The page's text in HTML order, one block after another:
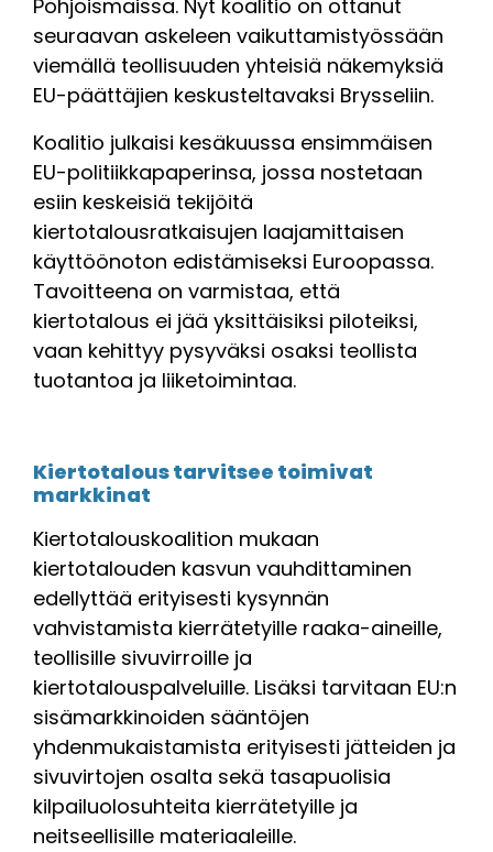
Pohjoismaissa. Nyt koalitio on ottanut
seuraavan askeleen vaikuttamistyössään
viemällä teollisuuden yhteisiä näkemyksiä
EU-päättäjien keskusteltavaksi Brysseliin.
Koalitio julkaisi kesäkuussa ensimmäisen
EU-politiikkapaperinsa, jossa nostetaan
esiin keskeisiä tekijöitä
kiertotalousratkaisujen laajamittaisen
käyttöönoton edistämiseksi Euroopassa.
Tavoitteena on varmistaa, että
kiertotalous ei jää yksittäisiksi piloteiksi,
vaan kehittyy pysyväksi osaksi teollista
tuotantoa ja liiketoimintaa.
Kiertotalous tarvitsee toimivat
markkinat
Kiertotalouskoalition mukaan
kiertotalouden kasvun vauhdittaminen
edellyttää erityisesti kysynnän
vahvistamista kierrätetyille raaka-aineille,
teollisille sivuvirroille ja
kiertotalouspalveluille. Lisäksi tarvitaan EU:n
sisämarkkinoiden sääntöjen
yhdenmukaistamista erityisesti jätteiden ja
sivuvirtojen osalta sekä tasapuolisia
kilpailuolosuhteita kierrätetyille ja
neitseellisille materiaaleille.